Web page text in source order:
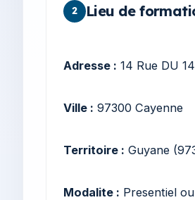
2 Lieu de
Adresse : 14 Rue DU
Ville : 97300 Cayenne
Territoire : Guyane
Modalite : Presentiel